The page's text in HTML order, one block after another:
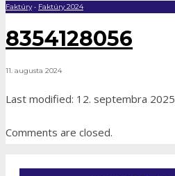
Faktúry• Faktúry 2024
8354128056
11. augusta 2024
Last modified: 12. septembra 2025
Comments are closed.